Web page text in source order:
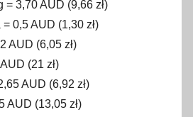
= 3,70 AUD (9,66 zł)
= 0,5 AUD (1,30 zł)
AUD (6,05 zł)
(21 zł)
AUD (6,92 zł)
AUD (13,05 zł)